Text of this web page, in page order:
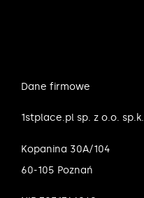
Dane firmowe
1stplace.pl sp. z o.o. sp.k.
Kopanina 30A/104
60-105 Poznań